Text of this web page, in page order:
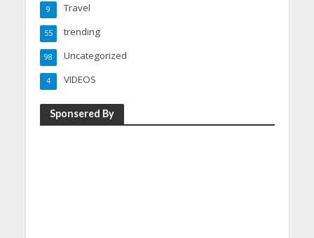
Travel
9
trending
55
Uncategorized
98
VIDEOS
4
Sponsered By